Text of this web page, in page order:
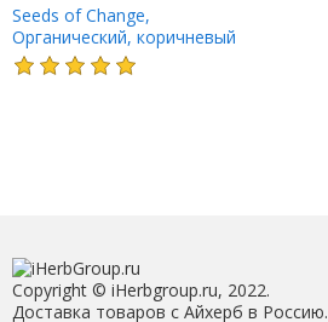
Seeds of Change,
Органический, коричневый
рис басмати, 240 г (8,5 унции)
(Товар снят с продажи)
Copyright © iHerbgroup.ru, 2022.
Доставка товаров с Айхерб в Россию.